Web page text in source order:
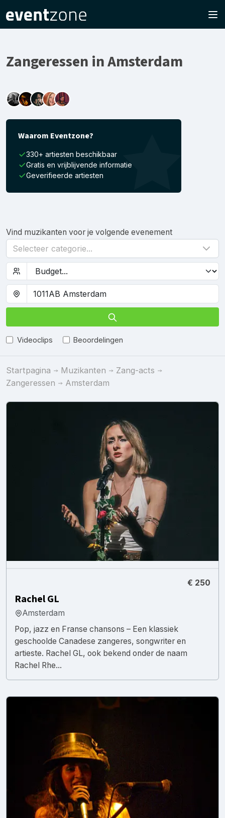
Zangeressen in Amsterdam
Waarom Eventzone?
330+ artiesten beschikbaar
Gratis en vrijblijvende informatie
Geverifieerde artiesten
Vind muzikanten voor je volgende evenement
Selecteer categorie...
Videoclips Beoordelingen
Startpagina Muzikanten
Zang-acts
Zangeressen
Amsterdam
€ 250
Rachel GL
Amsterdam
Pop, jazz en Franse chansons – Een klassiek
geschoolde Canadese zangeres, songwriter en
artieste. Rachel GL, ook bekend onder de naam
Rachel Rhe...